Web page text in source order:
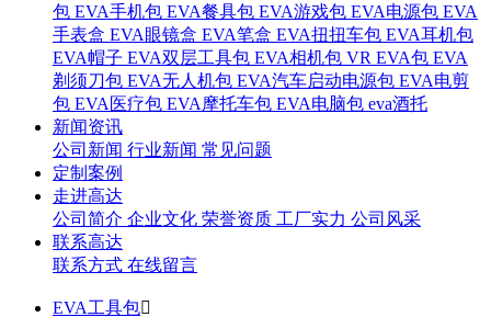
包 EVA手机包 EVA餐具包 EVA游戏包 EVA电源包 EVA
手表盒 EVA眼镜盒 EVA笔盒 EVA扭扭车包 EVA耳机包
EVA帽子 EVA双层工具包 EVA相机包 VR EVA包 EVA
剃须刀包 EVA无人机包 EVA汽车启动电源包 EVA电剪
包 EVA医疗包 EVA摩托车包 EVA电脑包 eva酒托
新闻资讯
公司新闻 行业新闻 常见问题
定制案例
走进高达
公司简介 企业文化 荣誉资质 工厂实力 公司风采
联系高达
联系方式 在线留言
EVA工具包